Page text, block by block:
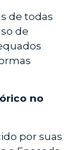
de todas
de
no
por suas